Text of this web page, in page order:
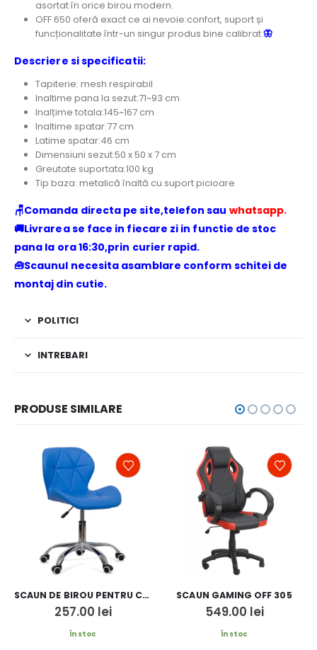
asortat în orice birou modern.
OFF 650 oferă exact ce ai nevoie:confort, suport și
funcționalitate într-un singur produs bine calibrat.🦋
Descriere si specificatii:
Tapiterie: mesh respirabil
Inaltime pana la sezut:71~93 cm
Inalțime totala:145~167 cm
Inaltime spatar:77 cm
Latime spatar:46 cm
Dimensiuni sezut:50 x 50 x 7 cm
Greutate suportata:100 kg
Tip baza: metalică înaltă cu suport picioare
🪑Comanda directa pe site,telefon sau whatsapp.
🚚Livrarea se face in fiecare zi in functie de stoc
pana la ora 16:30,prin curier rapid.
🧰Scaunul necesita asamblare conform schitei de
montaj din cutie.
POLITICI
INTREBARI
PRODUSE SIMILARE
SCAUN DE BIROU PENTRU COPII OFF 334
257.00 lei
În stoc
SCAUN GAMING OFF 305
549.00 lei
În stoc